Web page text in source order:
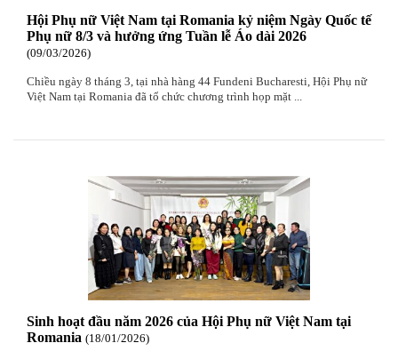
Hội Phụ nữ Việt Nam tại Romania kỷ niệm Ngày Quốc tế
Phụ nữ 8/3 và hưởng ứng Tuần lễ Áo dài 2026
09/03/2026
Chiều ngày 8 tháng 3, tại nhà hàng 44 Fundeni Bucharesti, Hội Phụ nữ
Việt Nam tại Romania đã tổ chức chương trình họp mặt ...
Sinh hoạt đầu năm 2026 của Hội Phụ nữ Việt Nam tại
Romania
18/01/2026